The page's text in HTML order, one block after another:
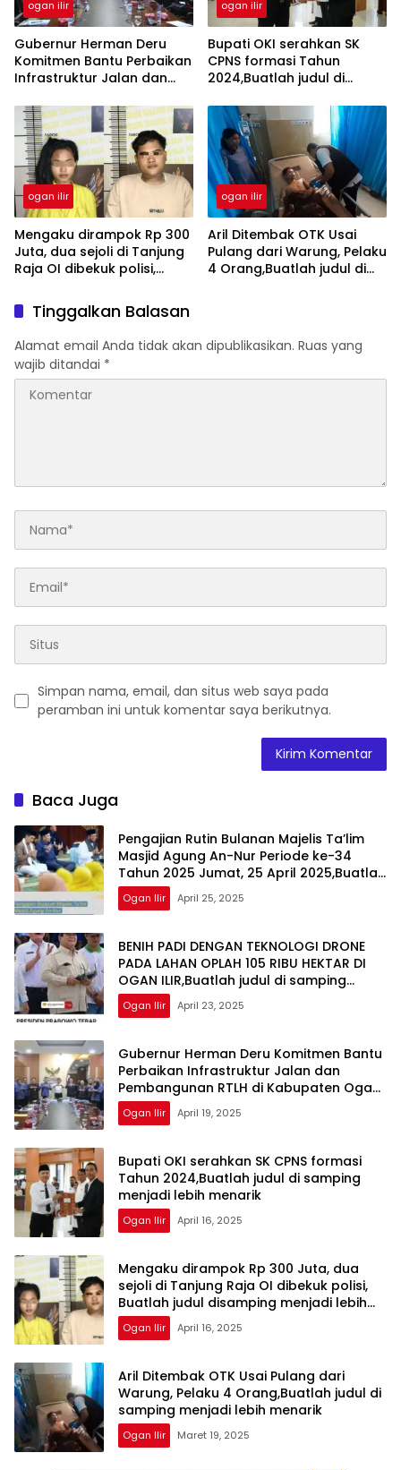
ogan ilir
Gubernur Herman Deru
Komitmen Bantu Perbaikan
Infrastruktur Jalan dan
Kabupaten Ogan
Ilir,Buatlah judul di
samping menjadi lebih
menarik
ogan ilir
Bupati OKI serahkan SK
CPNS formasi Tahun
2024,Buatlah judul di
menarik
ogan ilir
Mengaku dirampok Rp 300
Juta, dua sejoli di Tanjung
Raja OI dibekuk polisi,
menjadi lebih menarik
ogan ilir
Aril Ditembak OTK Usai
Pulang dari Warung, Pelaku
4 Orang,Buatlah judul di
Tinggalkan Balasan
Alamat email Anda tidak akan dipublikasikan. Ruas yang
wajib ditandai *
Simpan nama, email, dan situs web saya pada
peramban ini untuk komentar saya berikutnya.
Baca Juga
Pengajian Rutin Bulanan Majelis Ta’lim
Masjid Agung An-Nur Periode ke-34
Tahun 2025 Jumat, 25 April 2025,Buatlah
judul di samping menjadi lebih menarik
Ogan Ilir April 25, 2025
BENIH PADI DENGAN TEKNOLOGI DRONE
PADA LAHAN OPLAH 105 RIBU HEKTAR DI
OGAN ILIR,Buatlah judul di samping
menjadi lebih menarik
Ogan Ilir April 23, 2025
Gubernur Herman Deru Komitmen Bantu
Perbaikan Infrastruktur Jalan dan
Pembangunan RTLH di Kabupaten Ogan
Ilir,Buatlah judul di samping menjadi
lebih menarik
Ogan Ilir April 19, 2025
Bupati OKI serahkan SK CPNS formasi
Tahun 2024,Buatlah judul di samping
menjadi lebih menarik
Ogan Ilir April 16, 2025
Mengaku dirampok Rp 300 Juta, dua
sejoli di Tanjung Raja OI dibekuk polisi,
Buatlah judul disamping menjadi lebih
menarik
Ogan Ilir April 16, 2025
Aril Ditembak OTK Usai Pulang dari
Warung, Pelaku 4 Orang,Buatlah judul di
samping menjadi lebih menarik
Ogan Ilir Maret 19, 2025